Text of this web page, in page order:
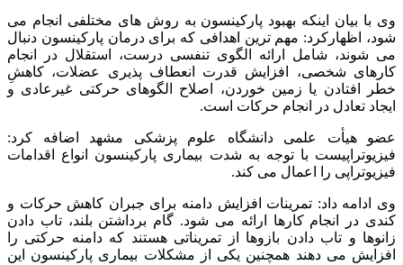
وی با بیان اینکه بهبود پارکینسون به روش های مختلفی انجام می
شود، اظهارکرد: مهم ترین اهدافی که برای درمان پارکینسون دنبال
می شوند، شامل ارائه الگوی تنفسی درست، استقلال در انجام
کارهای شخصی، افزایش قدرت انعطاف پذیری عضلات، کاهشِ
خطر افتادن یا زمین خوردن، اصلاح الگوهای حرکتی غیرعادی و
ایجاد تعادل در انجام حرکات است.
عضو هیأت علمی دانشگاه علوم پزشکی مشهد اضافه کرد:
فیزیوتراپیست با توجه به شدت بیماری پارکینسون انواع اقدامات
فیزیوتراپی را اعمال می کند.
وی ادامه داد: تمرینات افزایش دامنه برای جبران کاهش حرکات و
کندی در انجام کارها ارائه می شود. گام برداشتن بلند، تاب دادن
زانوها و تاب دادن بازوها از تمریناتی هستند که دامنه حرکتی را
افزایش می دهند همچنین یکی از مشکلات بیماری پارکینسون این